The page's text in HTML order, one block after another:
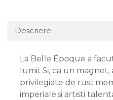
Descriere
La Belle Époque a
lumii. Si, ca un
privilegiate de rusi:
imperiale si artisti